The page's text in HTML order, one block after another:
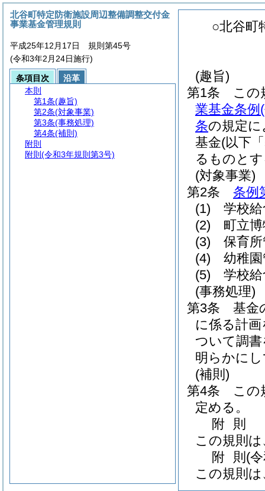
○北谷町
(趣旨)
第1条
この
業基金条例
条の規定に
基金(以下
るものと
(対象事業)
第2条
条例
(1)
学校
(2)
町立
(3)
保育
(4)
幼稚
(5)
学校
(事務処理)
第3条
基金
に係る計
ついて調
明らかに
(補則)
第4条
この
定める。
附 則
この規則
附 則 (
この規則
北谷町特定防衛施設周辺整備調整交付金
事業基金管理規則
平成25年12月17日 規則第45号
(令和3年2月24日施行)
条項目次
沿革
本則
第1条(趣旨)
第2条(対象事業)
第3条(事務処理)
第4条(補則)
附則
附則 (令和3年規則第3号)